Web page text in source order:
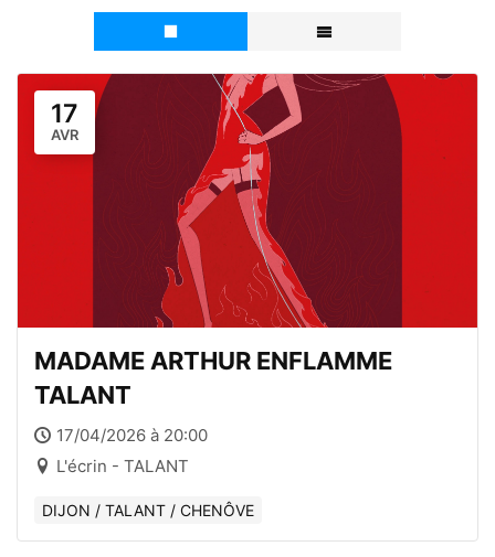
17
AVR
MADAME ARTHUR ENFLAMME
TALANT
17/04/2026 à 20:00
L'écrin - TALANT
DIJON / TALANT / CHENÔVE